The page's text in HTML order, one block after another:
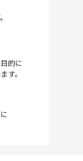
的に
す。